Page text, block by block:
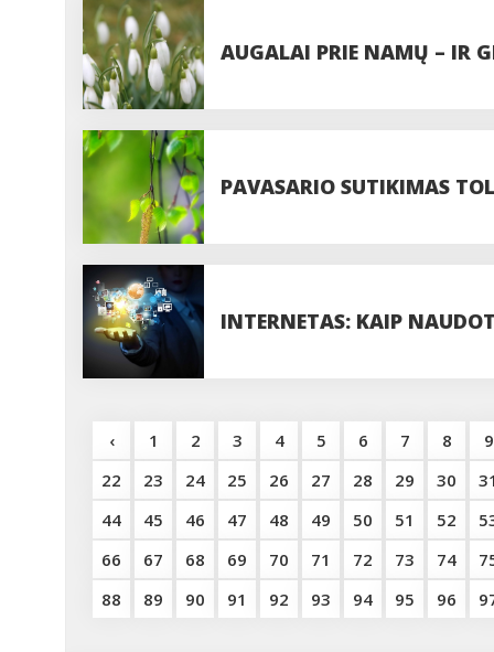
AUGALAI PRIE NAMŲ – IR
PAVASARIO SUTIKIMAS
INTERNETAS: KAIP
‹ 1 2 3 4 5 6 7 8
9
22
23 24 25 26 27 28 29 30
44
45 46 47 48 49 50 51 52
66
67 68 69 70 71 72 73 74
88
89 90 91 92 93 94 95 96